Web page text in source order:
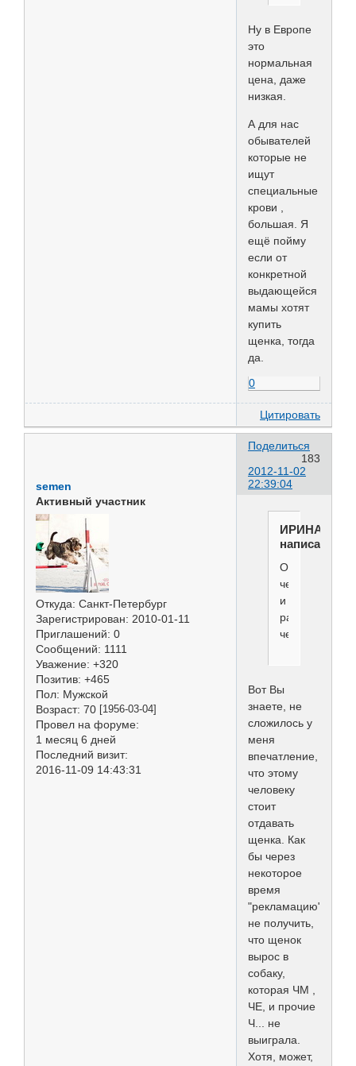
Ну в Европе
это
нормальная
цена, даже
низкая.
А для нас
обывателей
которые не
ищут
специальные
крови ,
большая. Я
ещё пойму
если от
конкретной
выдающейся
мамы хотят
купить
щенка, тогда
да.
0
Цитировать
Поделиться
183
2012-11-02
22:39:04
semen
Активный участник
Откуда: Санкт-Петербург
Зарегистрирован: 2010-01-11
Приглашений: 0
Сообщений: 1111
Уважение: +320
Позитив: +465
Пол: Мужской
Возраст: 70 [1956-03-04]
Провел на форуме:
1 месяц 6 дней
Последний визит:
2016-11-09 14:43:31
ИРИНА
написал(а):
Отпугнули
человека,
и
ради
чего?
Вот Вы
знаете, не
сложилось у
меня
впечатление,
что этому
человеку
стоит
отдавать
щенка. Как
бы через
некоторое
время
"рекламацию"
не получить,
что щенок
вырос в
собаку,
которая ЧМ ,
ЧЕ, и прочие
Ч... не
выиграла.
Хотя, может,